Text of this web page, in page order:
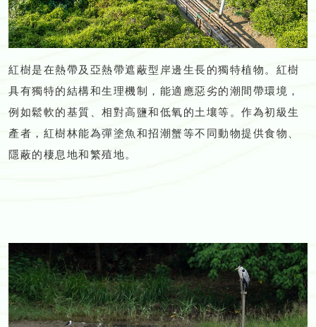
紅樹是在熱帶及亞熱帶遮蔽型岸邊生長的獨特植物。紅樹
具有獨特的結構和生理機制，能適應惡劣的潮間帶環境，
例如鬆軟的基質、相對高鹽和低氧的土壤等。作為初級生
產者，紅樹林能為彈塗魚和招潮蟹等不同動物提供食物、
隱蔽的棲息地和繁殖地。